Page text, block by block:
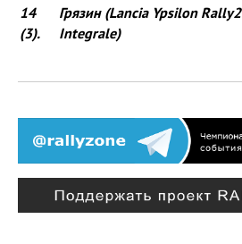
14
(3).
Грязин (Lancia Ypsilon
Integrale)